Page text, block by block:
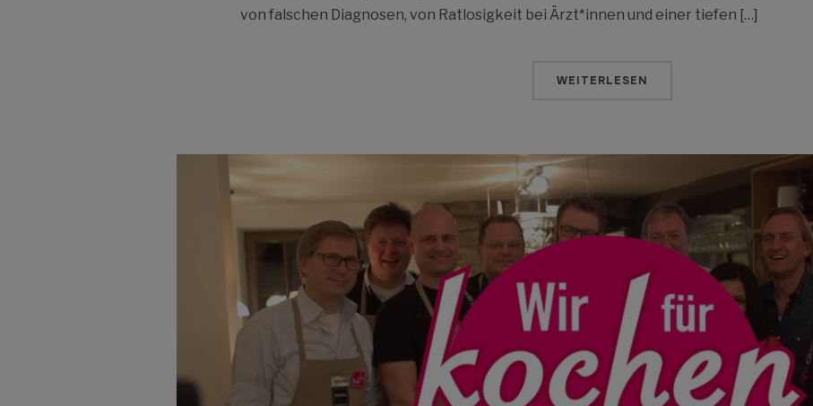
von falschen Diagnosen, von Ratlosigkeit bei Ärzt*innen und einer tiefen […]
WEITERLESEN